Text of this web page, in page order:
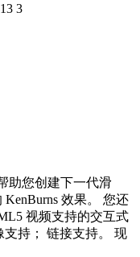
3
助您创建下一代滑
效果。 您还
视频支持的交互式
支持； 链接支持。 现